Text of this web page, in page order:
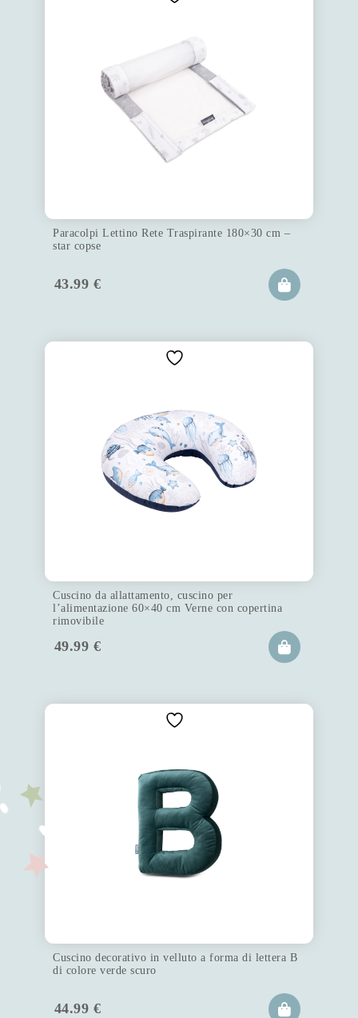
Paracolpi Lettino Rete Traspirante 180×30 cm –
star copse
43.99 €
Cuscino da allattamento, cuscino per
l’alimentazione 60×40 cm Verne con copertina
rimovibile
49.99 €
Cuscino decorativo in velluto a forma di lettera B
di colore verde scuro
44.99 €